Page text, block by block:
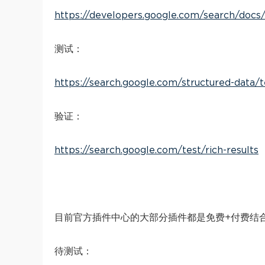
https://developers.google.com/search/
测试：
https://search.google.com/structured-data/
验证：
https://search.google.com/test/rich-results
目前官方插件中心的大部分插件都是免费+付费
待测试：